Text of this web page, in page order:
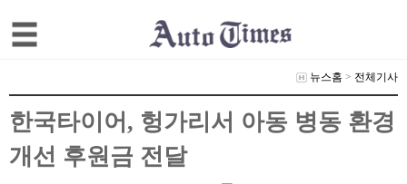
뉴스홈 > 전체기사
한국타이어, 헝가리서 아동 병동 환경
개선 후원금 전달